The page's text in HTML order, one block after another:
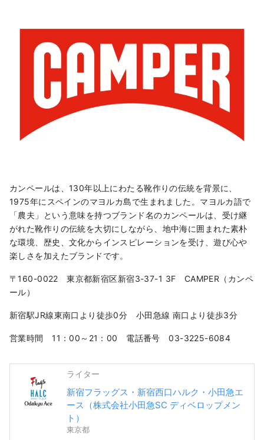
カンペールは、130年以上にわたる靴作りの伝統を背景に、
1975年にスペインのマヨルカ島で生まれました。マヨルカ語で
「農夫」という意味を持つブランド名のカンペールは、受け継
がれた靴作りの伝統を大切にしながら、地中海に囲まれた素朴
な環境、歴史、文化からインスピレーションを受け、遊び心や
楽しさを加えたブランドです。
〒160-0022 東京都新宿区新宿3-37-1 3F CAMPER（カンペ
ール）
新宿駅JR線東南口より徒歩0分 小田急線 南口より徒歩3分
営業時間 11：00～21：00 電話番号 03-3225-6084
ライター
新宿フラッグス・新宿西口ハルク・小田急エ
ース（株式会社小田急SC ディベロップメン
ト）
東京都